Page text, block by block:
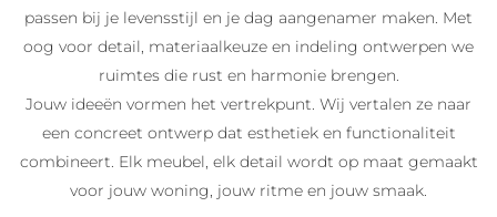
passen bij je levensstijl en je dag aangenamer maken. Met
oog voor detail, materiaalkeuze en indeling ontwerpen we
ruimtes die rust en harmonie brengen.
Jouw ideeën vormen het vertrekpunt. Wij vertalen ze naar
een concreet ontwerp dat esthetiek en functionaliteit
combineert. Elk meubel, elk detail wordt op maat gemaakt
voor jouw woning, jouw ritme en jouw smaak.